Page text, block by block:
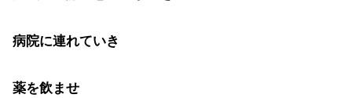
病院に連れていき
薬を飲ませ